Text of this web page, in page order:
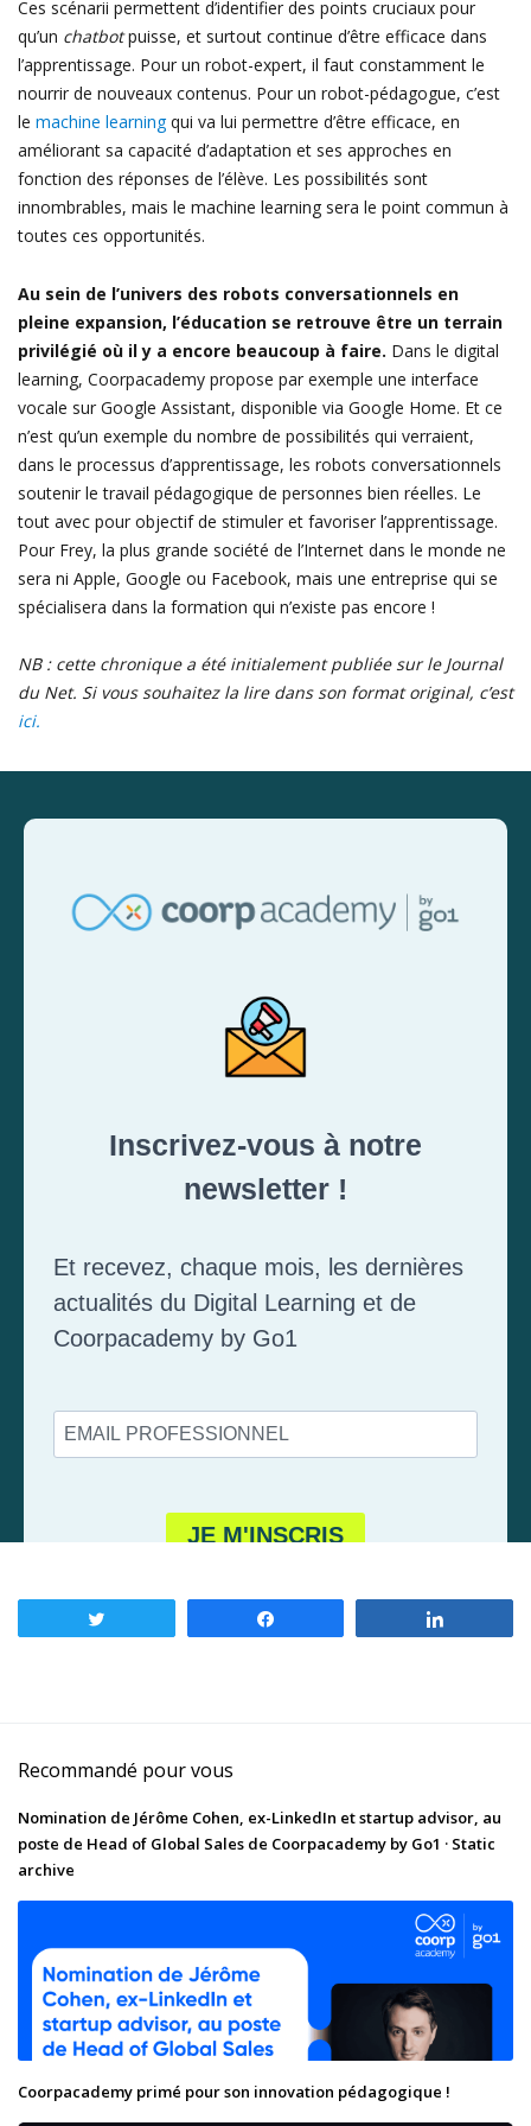
Ces scénarii permettent d’identifier des points cruciaux pour
qu’un chatbotpuisse, et surtout continue d’être efficace dans
l’apprentissage. Pour un robot-expert, il faut constamment le
nourrir de nouveaux contenus. Pour un robot-pédagogue, c’est
le machine learning qui va lui permettre d’être efficace, en
améliorant sa capacité d’adaptation et ses approches en
fonction des réponses de l’élève. Les possibilités sont
innombrables, mais le machine learning sera le point commun à
toutes ces opportunités.
Au sein de l’univers des robots conversationnels en
pleine expansion, l’éducation se retrouve être un terrain
privilégié où il y a encore beaucoup à faire. Dans le digital
learning, Coorpacademy propose par exemple une interface
vocale sur Google Assistant, disponible via Google Home. Et ce
n’est qu’un exemple du nombre de possibilités qui verraient,
dans le processus d’apprentissage, les robots conversationnels
soutenir le travail pédagogique de personnes bien réelles. Le
tout avec pour objectif de stimuler et favoriser l’apprentissage.
Pour Frey, la plus grande société de l’Internet dans le monde ne
sera ni Apple, Google ou Facebook, mais une entreprise qui se
spécialisera dans la formation qui n’existe pas encore !
NB : cette chronique a été initialement publiée sur le Journal
du Net. Si vous souhaitez la lire dans son format original, c’est
ici.
Recommandé pour vous
Nomination de Jérôme Cohen, ex-LinkedIn et startup advisor, au
poste de Head of Global Sales de Coorpacademy by Go1 · Static
archive
Coorpacademy primé pour son innovation pédagogique !